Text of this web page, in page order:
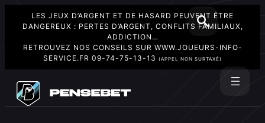
LES JEUX D’ARGENT ET DE HASARD PEUVENT ÊTRE
DANGEREUX : PERTES D’ARGENT, CONFLITS FAMILIAUX,
ADDICTION…
RETROUVEZ NOS CONSEILS SUR WWW.JOUEURS-INFO-
SERVICE.FR 09-74-75-13-13 (APPEL NON SURTAXÉ)
contenu